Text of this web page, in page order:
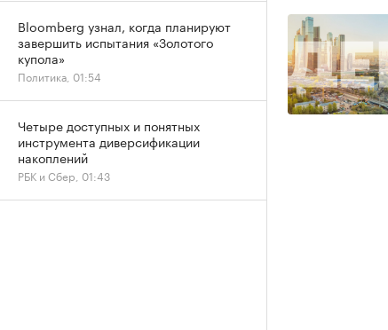
Bloomberg узнал, когда планируют
завершить испытания «Золотого
купола»
Политика, 01:54
Четыре доступных и понятных
инструмента диверсификации
накоплений
РБК и Сбер, 01:43